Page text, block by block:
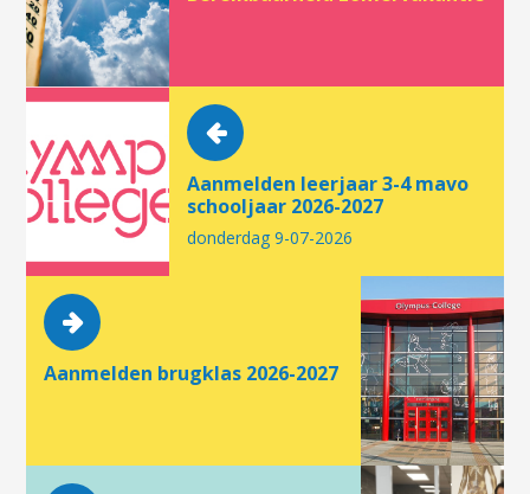
Aanmelden leerjaar 3-4 mavo
schooljaar 2026-2027
donderdag 9-07-2026
Aanmelden brugklas 2026-2027